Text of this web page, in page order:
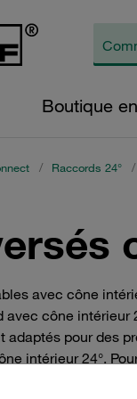
Boutique
/ Raccords 24° /
avec cône
cône intérieur
adaptés pour des
intérieur 24°.